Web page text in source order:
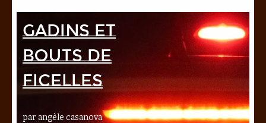
Gadins et
bouts de
ficelles
par angèle casanova